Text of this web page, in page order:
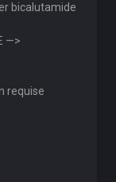
bicalutamide
—>
requise